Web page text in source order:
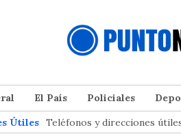
El País Policiales
Útiles Teléfonos y direcciones